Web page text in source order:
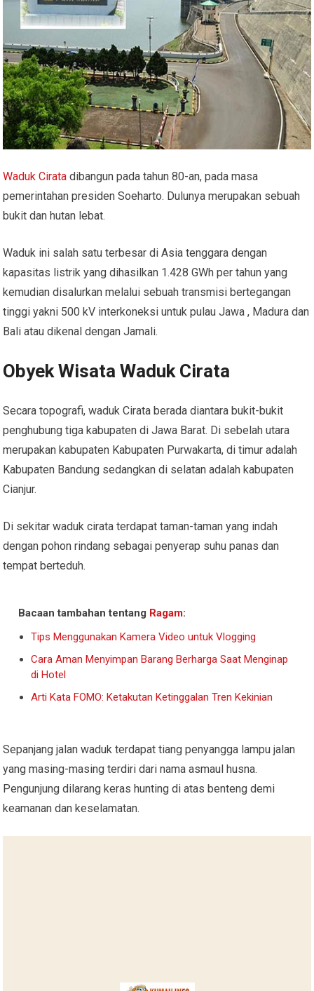
Waduk Cirata dibangun pada tahun 80-an, pada masa
pemerintahan presiden Soeharto. Dulunya merupakan sebuah
bukit dan hutan lebat.
Waduk ini salah satu terbesar di Asia tenggara dengan
kapasitas listrik yang dihasilkan 1.428 GWh per tahun yang
kemudian disalurkan melalui sebuah transmisi bertegangan
tinggi yakni 500 kV interkoneksi untuk pulau Jawa , Madura dan
Bali atau dikenal dengan Jamali.
Obyek Wisata Waduk Cirata
Secara topografi, waduk Cirata berada diantara bukit-bukit
penghubung tiga kabupaten di Jawa Barat. Di sebelah utara
merupakan kabupaten Kabupaten Purwakarta, di timur adalah
Kabupaten Bandung sedangkan di selatan adalah kabupaten
Cianjur.
Di sekitar waduk cirata terdapat taman-taman yang indah
dengan pohon rindang sebagai penyerap suhu panas dan
tempat berteduh.
Bacaan tambahan tentang Ragam:
Tips Menggunakan Kamera Video untuk Vlogging
Cara Aman Menyimpan Barang Berharga Saat Menginap
di Hotel
Arti Kata FOMO: Ketakutan Ketinggalan Tren Kekinian
Sepanjang jalan waduk terdapat tiang penyangga lampu jalan
yang masing-masing terdiri dari nama asmaul husna.
Pengunjung dilarang keras hunting di atas benteng demi
keamanan dan keselamatan.